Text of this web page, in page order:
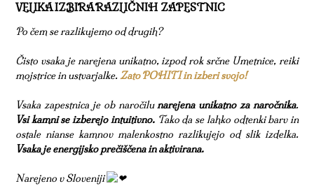
VELIKA IZBIRA RAZLIČNIH ZAPESTNIC
Po čem se razlikujemo od drugih?
Čisto vsaka je narejena unikatno, izpod rok srčne Umetnice, reiki
mojstrice in ustvarjalke.Zato POHITI in izberi svojo!
Vsaka zapestnica je ob naročilunarejena unikatno za naročnika.
Vsi kamni se izberejo intuitivno.Tako da se lahko odtenki barv in
ostale nianse kamnov malenkostno razlikujejo od slik izdelka.
Vsaka je energijsko prečiščena in aktivirana.
Narejeno v Sloveniji